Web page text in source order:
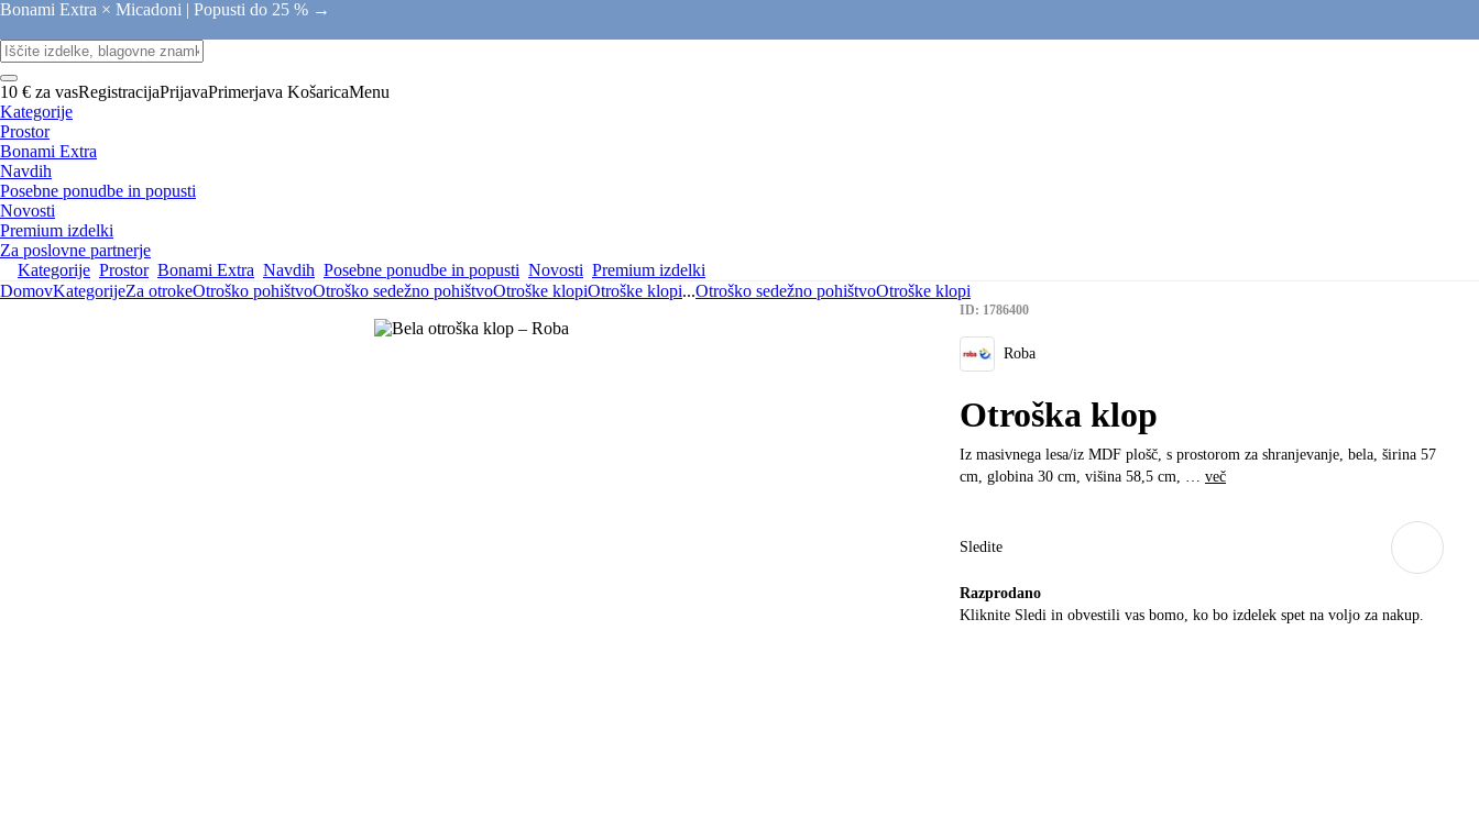
Bonami Extra × Micadoni | Popusti do 25 % →
10 € za vasRegistracijaPrijavaPrimerjava KošaricaMenu
Kategorije
Prostor
Bonami Extra
Navdih
Posebne ponudbe in popusti
Novosti
Premium izdelki
Za poslovne partnerje
Kategorije Prostor Bonami Extra Navdih Posebne ponudbe in popusti Novosti Premium izdelki
DomovKategorijeZa otrokeOtroško pohištvoOtroško sedežno pohištvoOtroške klopiOtroške klopi...Otroško sedežno pohištvoOtroške klopi
ID: 1786400
Roba
Otroška klop
Iz masivnega lesa/iz MDF plošč, s prostorom za shranjevanje, bela, širina 57
cm, globina 30 cm, višina 58,5 cm, … več
Sledite
Razprodano
Kliknite Sledi in obvestili vas bomo, ko bo izdelek spet na voljo za nakup.